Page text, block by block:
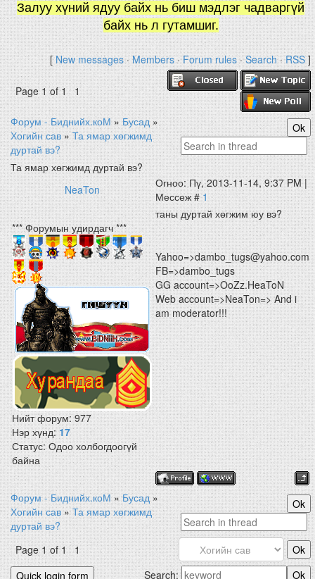
Залуу хүний ядуу байх нь биш мэдлэг чадваргүй
байх нь л гутамшиг.
[New messages·Members·Forum rules·Search·RSS]
Page1of1 1
Форум - Биднийх.коМ » Бусад »
Хогийн сав » Та ямар хөгжимд
дуртай вэ?
Та ямар хөгжимд дуртай вэ?
NeaTon
Огноо: Пү, 2013-11-14, 9:37 PM |
Мессеж #1
*** Форумын удирдагч ***
Нийт форум:977
Нэр хүнд:17
Статус:Одоо холбогдоогүй
байна
таны дуртай хөгжим юу вэ?
Yahoo=>dambo_tugs@yahoo.com
FB=>dambo_tugs
GG account=>OoZz.HeaToN
Web account=>NeaTon=> And i
am moderator!!!
Форум - Биднийх.коМ » Бусад »
Хогийн сав » Та ямар хөгжимд
дуртай вэ?
Page1of1 1
Search: